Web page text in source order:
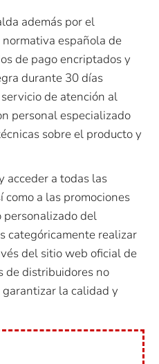
además por el
española de
de pago encriptados y
durante 30 días
de atención al
personal especializado
sobre el producto y
acceder a todas las
a las promociones
personalizado del
categóricamente realizar
del sitio web oficial de
de distribuidores no
la calidad y